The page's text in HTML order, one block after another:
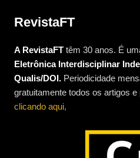
RevistaFT
A RevistaFT têm 30 anos. É
Eletrônica Interdisciplinar
Qualis/DOI. Periodicidade
gratuitamente todos os artigos
clicando aqui,